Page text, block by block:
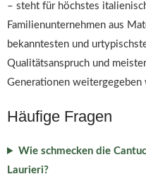
– steht für höchstes
Familienunternehmen aus
bekanntesten und
Qualitätsanspruch und
Generationen weitergegeben
Häufige Fragen
Wie schmecken die
Laurieri?